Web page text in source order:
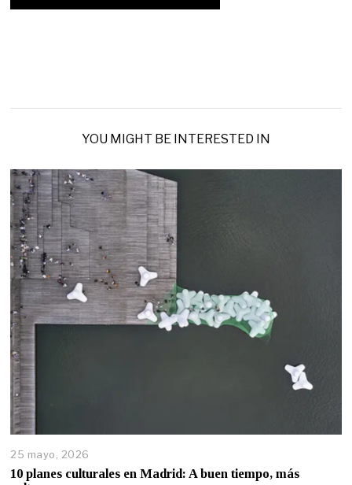
YOU MIGHT BE INTERESTED IN
25 mayo, 2026
10 planes culturales en Madrid: A buen tiempo, más